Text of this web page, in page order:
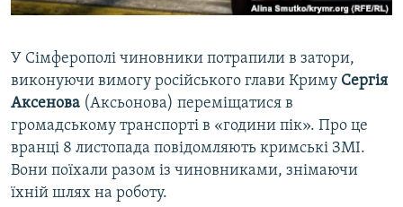
УКРАЇНСЬКА ПРОБЛЕМА КРИМУ
Усі сайти RFE/RL
У Сімферополі чиновники потрапили в затори,
виконуючи вимогу російського глави Криму Сергія
Аксенова (Аксьонова) переміщатися в
громадському транспорті в «години пік». Про це
вранці 8 листопада повідомляють кримські ЗМІ.
Вони поїхали разом із чиновниками, знімаючи
їхній шлях на роботу.